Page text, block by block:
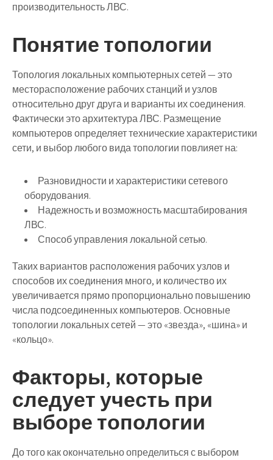
производительность ЛВС.
Понятие топологии
Топология локальных компьютерных сетей — это
месторасположение рабочих станций и узлов
относительно друг друга и варианты их соединения.
Фактически это архитектура ЛВС. Размещение
компьютеров определяет технические характеристики
сети, и выбор любого вида топологии повлияет на:
Разновидности и характеристики сетевого
оборудования.
Надежность и возможность масштабирования
ЛВС.
Способ управления локальной сетью.
Таких вариантов расположения рабочих узлов и
способов их соединения много, и количество их
увеличивается прямо пропорционально повышению
числа подсоединенных компьютеров. Основные
топологии локальных сетей — это «звезда», «шина» и
«кольцо».
Факторы, которые
следует учесть при
выборе топологии
До того как окончательно определиться с выбором